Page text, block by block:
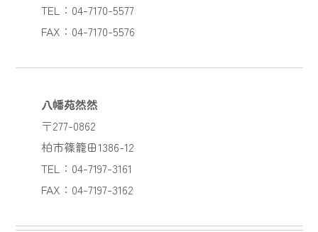
TEL：04-7170-5577
FAX：04-7170-5576
八幡苑然然
〒277-0862
柏市篠籠田1386-12
TEL：04-7197-3161
FAX：04-7197-3162